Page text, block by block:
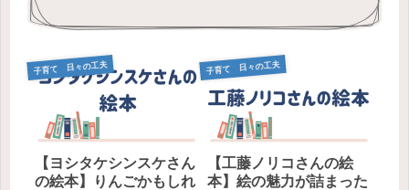
子育て 日々の工夫
【ヨシタケシンスケさん
の絵本】りんごかもしれ
子育て 日々の工夫
【工藤ノリコさんの絵
本】絵の魅力が詰まった